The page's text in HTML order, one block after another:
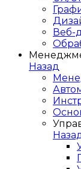
Веб-
Назад